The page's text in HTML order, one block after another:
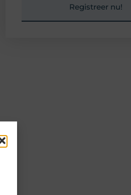
Registreer nu!